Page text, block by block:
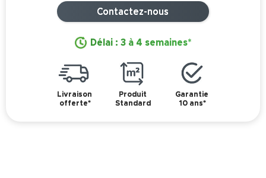
Contactez-nous
Délai : 3 à 4 semaines*
Livraison
offerte*
Produit
Standard
Garantie
10 ans*